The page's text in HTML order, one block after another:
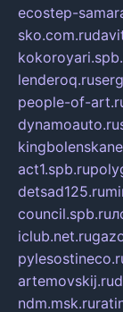
ecostep-
sko.com.ru
lenderoq.ru
people-of-
dynamoauto.ru
act1.spb.ru
detsad125.ru
council.spb.ru
iclub.net.ru
artemovskij.ru
ndm.msk.ru